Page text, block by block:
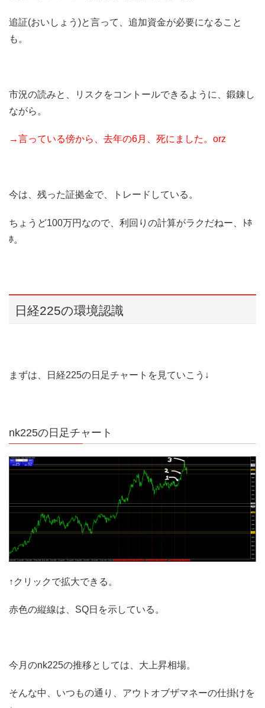
追証(おいしょう)と言って、追加資金が必要になること
も。
市況の読みと、リスクをコントールできるように、鍛錬し
ながら。
→言っている傍から、去年の6月、死にました。orz
今は、残った証拠金で、トレードしている。
ちょうど100万円なので、利回りの計算がラクだねー、ﾄﾎ
ﾎ。
日経225の環境認識
まずは、日経225の日足チャートを見ていこう↓
nk225の日足チャート
↑クリックで拡大できる。
赤色の縦線は、SQ日を示している。
今月のnk225の推移としては、大上昇相場。
そんな中、いつもの通り、アウトオブザマネーの仕掛けを